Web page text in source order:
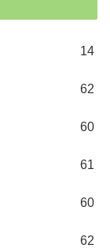
14
62
60
61
60
62